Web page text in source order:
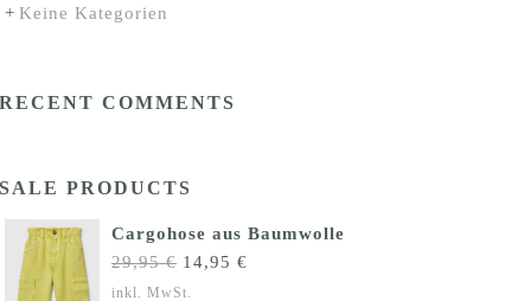
Keine Kategorien
RECENT COMMENTS
SALE PRODUCTS
Cargohose aus Baumwolle
29,95€ Ursprünglicher
Preis
14,95 €
inkl. MwSt.